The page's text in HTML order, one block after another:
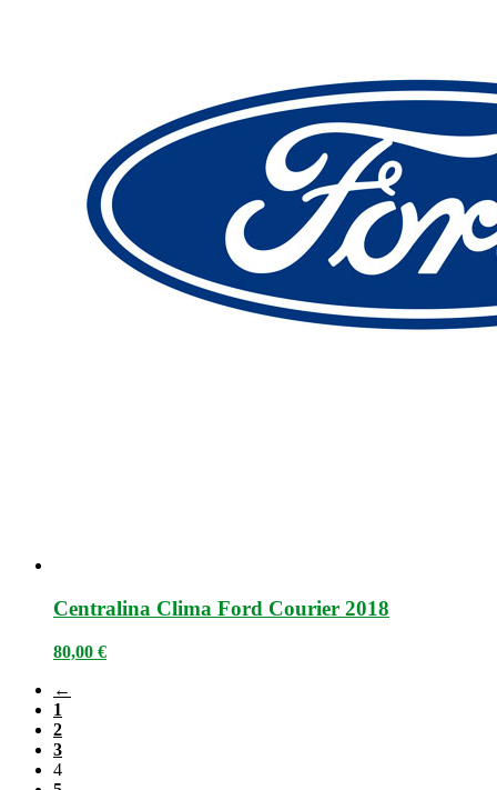
Centralina Clima Ford Courier 2018
80,00 €
←
1
2
3
4